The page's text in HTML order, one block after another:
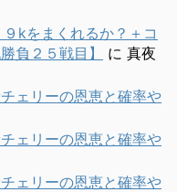
kをまくれるか？＋コ
負２５戦目】
に 真夜
ェリーの恩恵と確率や
ェリーの恩恵と確率や
ェリーの恩恵と確率や